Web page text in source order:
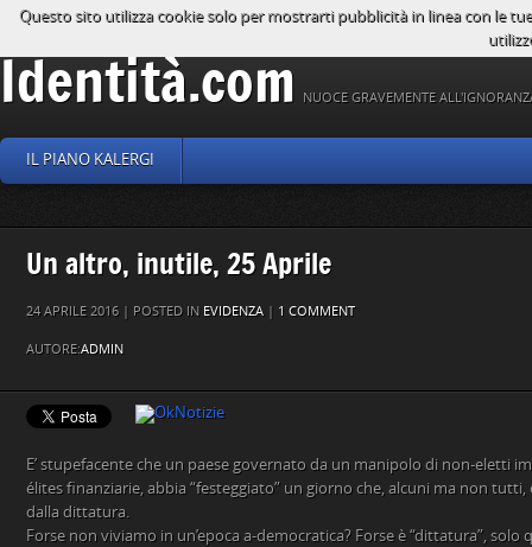
Identità.com NUOCE GRAVEMENTE
IL PIANO KALERGI
Un altro, inutile, 25 Aprile
24 APRILE 2016 | POSTED IN EVIDENZA | 1 COMMENT
AUTORE:ADMIN
E’ stupefacente che un paese governato da un manipolo di non-eletti
élites finanziarie, abbia “festeggiato” un giorno che, alcuni ma non tutti,
dalla dittatura.
Forse non viviamo in un’epoca a-democratica? Forse è “dittatura”,
Questo sito utilizza cookie solo per mostrarti pubblicità in linea con le